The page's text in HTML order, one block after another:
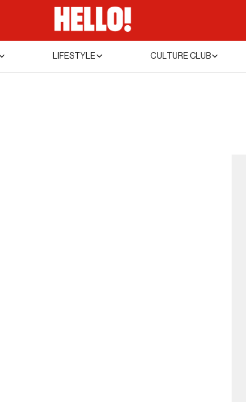
LIFESTYLE CULTURE CLUB